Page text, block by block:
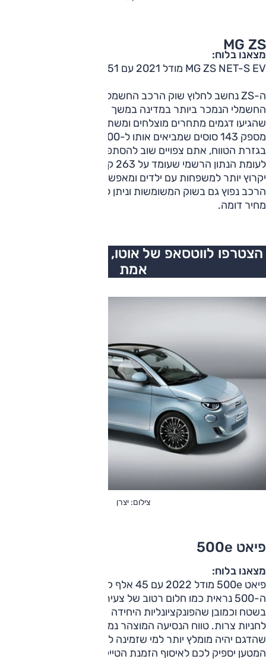
MG ZS
מצאנו בלוח:
MG ZS NET-S EV מודל 2021 עם 151 אלף ק"מ 52,000 ש"ח
ה-ZS נחשב לחלוץ שוק הרכב החשמלי בישראל והיה הרכב
החשמלי הנמכר ביותר במדינה במשך תקופה משמעותית עד
שהגיעו דגמים מתחרים מוצלחים ומשתלמים יותר. המנוע כאן
הרכב נפוץ גם בשוק המשומשות וניתן לאתר מכוניות בסביבת
מחיר דומה.
הצטרפו לווטסאפ של אוטו, כל העדכונים בזמן
אמת
צילום: יצרן
פיאט 500e
מצאנו בלוח:
פיאט 500e מודל 2022 עם 45 אלף ק"מ ב-59,000 ש"ח
ה-500 נראית כמו חלום רטוב של צעירים. נוטפת שיק, בולטת
בשטח וכמובן שהפונקציונליות היחידה שלה היא השתחלות
שהדגם יהיה מומלץ יותר למי שזמינה לו עמדת טעינה ביתית. תא